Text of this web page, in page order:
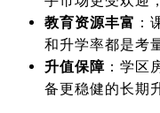
教育资源丰富 ：
和升学率都是考
升值保障：学区
备更稳健的长期